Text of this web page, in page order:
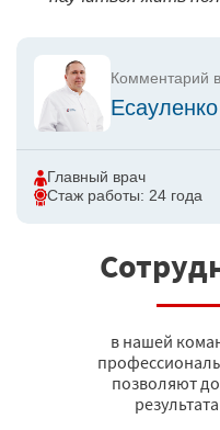
Комментарий
Главный врач
Стаж работы: 24 года
в нашей
позволяют